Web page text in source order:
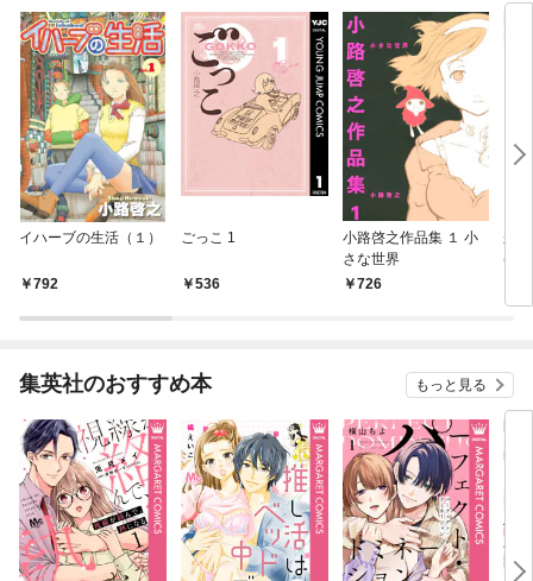
イハーブの生活（１）
792
ごっこ 1
536
小路啓之作品集 １ 小
さな世界
726
来
(1)
集英社のおすすめ本 もっと見る